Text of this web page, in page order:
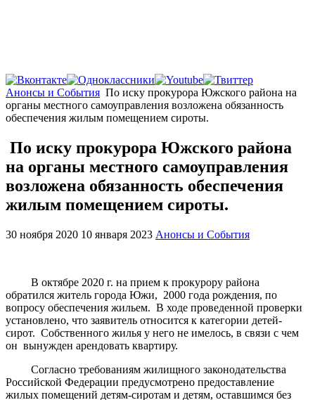
Главная
Анонсы и События По иску прокурора Южского района на
органы местного самоуправления возложена обязанность
обеспечения жилым помещением сироты.
По иску прокурора Южского района
на органы местного самоуправления
возложена обязанность обеспечения
жилым помещением сироты.
30 ноября 2020 10 января 2023 Анонсы и События
В октябре 2020 г. на прием к прокурору района
обратился житель города Южи, 2000 года рождения, по
вопросу обеспечения жильем. В ходе проведенной проверки
установлено, что заявитель относится к категории детей-
сирот. Собственного жилья у него не имелось, в связи с чем
он вынужден арендовать квартиру.
Согласно требованиям жилищного законодательства
Российской Федерации предусмотрено предоставление
жилых помещений детям-сиротам и детям, оставшимся без